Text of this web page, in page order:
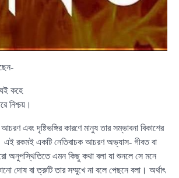
কহে
নিশ্চয়।
এবং দৃষ্টিভঙ্গির কারণে মানুষ তার সম্ভাবনা বিকাশের
এই রকমই একটি নেতিবাচক আচরণ অভ্যাস- গীবত বা
অনুপস্থিতিতে এমন কিছু কথা বলা যা শুনলে সে মনে
দোষ বা ত্রুটি তার সম্মুখে না বলে পেছনে বলা। অর্থাৎ